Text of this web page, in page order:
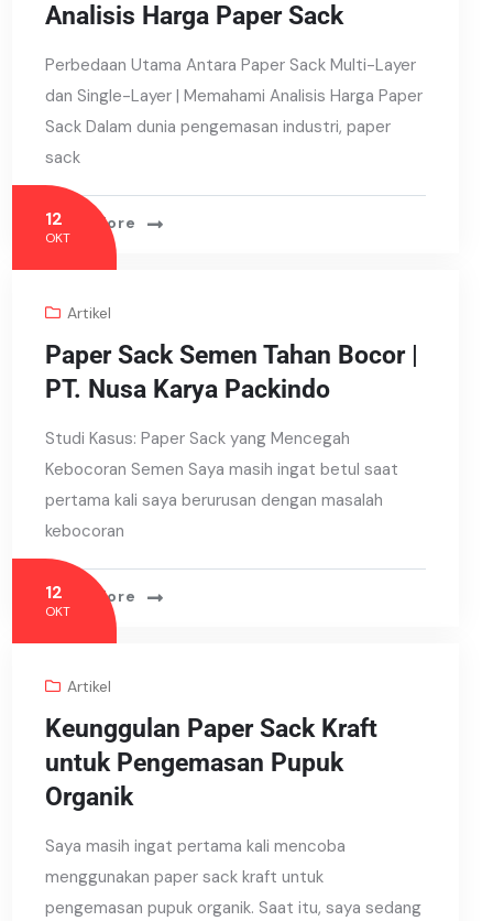
Analisis Harga Paper Sack
Perbedaan Utama Antara Paper Sack Multi-Layer
dan Single-Layer | Memahami Analisis Harga Paper
Sack Dalam dunia pengemasan industri, paper
sack
Read More
12
OKT
Artikel
Paper Sack Semen Tahan Bocor |
PT. Nusa Karya Packindo
Studi Kasus: Paper Sack yang Mencegah
Kebocoran Semen Saya masih ingat betul saat
pertama kali saya berurusan dengan masalah
kebocoran
Read More
12
OKT
Artikel
Keunggulan Paper Sack Kraft
untuk Pengemasan Pupuk
Organik
Saya masih ingat pertama kali mencoba
menggunakan paper sack kraft untuk
pengemasan pupuk organik. Saat itu, saya sedang